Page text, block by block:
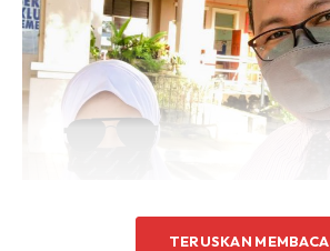
TERUSKAN MEMBACA